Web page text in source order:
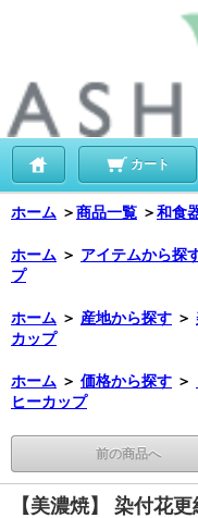
カート
ホーム ＞商品一覧 ＞和食
ホーム ＞ アイテムから探
プ
ホーム ＞ 産地から探す ＞
カップ
ホーム ＞ 価格から探す ＞
ヒーカップ
前の商品へ
【美濃焼】 染付花